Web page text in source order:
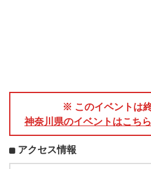
※ このイベントは
神奈川県のイベントはこち
アクセス情報